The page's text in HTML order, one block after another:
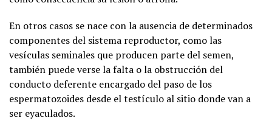
En otros casos se nace con la ausencia de determinados
componentes del sistema reproductor, como las
vesículas seminales que producen parte del semen,
también puede verse la falta o la obstrucción del
conducto deferente encargado del paso de los
espermatozoides desde el testículo al sitio donde van a
ser eyaculados.